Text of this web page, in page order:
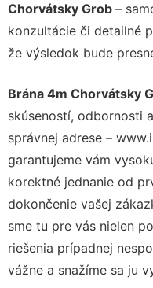
Chorvátsky Grob –
konzultácie či detailné
že výsledok bude
Brána 4m Chorvátsky
skúseností, odbornosti
správnej adrese –
garantujeme vám
korektné jednanie od
dokončenie vašej
sme tu pre vás nielen
riešenia prípadnej
vážne a snažíme sa ju